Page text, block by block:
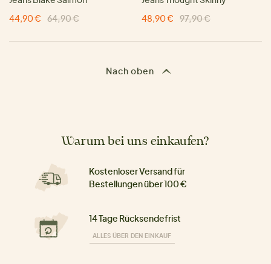
44,90 €
64,90 €
48,90 €
97,90 €
Nach oben
Warum bei uns einkaufen?
Kostenloser Versand für
Bestellungen über 100 €
14 Tage Rücksendefrist
ALLES ÜBER DEN EINKAUF